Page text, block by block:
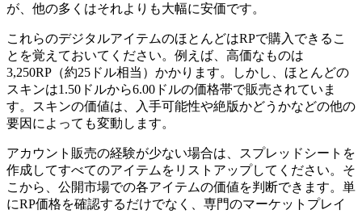
が、他の多くはそれよりも大幅に安価です。
これらのデジタルアイテムのほとんどはRPで購入できるこ
とを覚えておいてください。例えば、高価なものは
3,250RP（約25ドル相当）かかります。しかし、ほとんどの
スキンは1.50ドルから6.00ドルの価格帯で販売されていま
す。スキンの価値は、入手可能性や絶版かどうかなどの他の
要因によっても変動します。
アカウント販売の経験が少ない場合は、スプレッドシートを
作成してすべてのアイテムをリストアップしてください。そ
こから、公開市場での各アイテムの価値を判断できます。単
にRP価格を確認するだけでなく、専門のマーケットプレイ